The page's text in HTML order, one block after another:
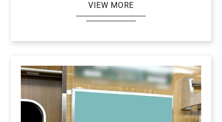
VIEW MORE